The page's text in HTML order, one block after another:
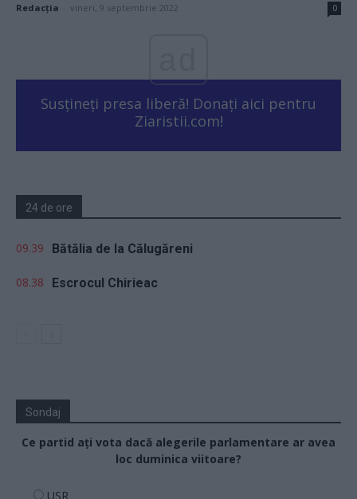
Redacţia vineri, 9 septembrie 2022 0
Susțineți presa liberă! Donați aici pentru
Ziaristii.com!
24 de ore
09.39 Bătălia de la Călugăreni
08.38 Escrocul Chirieac
Sondaj
Ce partid ați vota dacă alegerile parlamentare ar avea
loc duminica viitoare?
USR